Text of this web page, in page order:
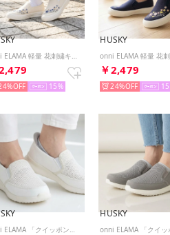
15
HUSKY
￥2,479
24% 15
HUSKY